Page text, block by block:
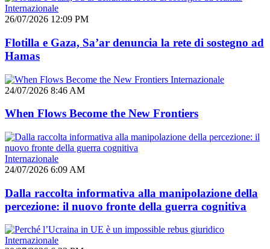
Internazionale
26/07/2026 12:09 PM
Flotilla e Gaza, Sa’ar denuncia la rete di sostegno ad
Hamas
Internazionale
24/07/2026 8:46 AM
When Flows Become the New Frontiers
Internazionale
24/07/2026 6:09 AM
Dalla raccolta informativa alla manipolazione della
percezione: il nuovo fronte della guerra cognitiva
Internazionale